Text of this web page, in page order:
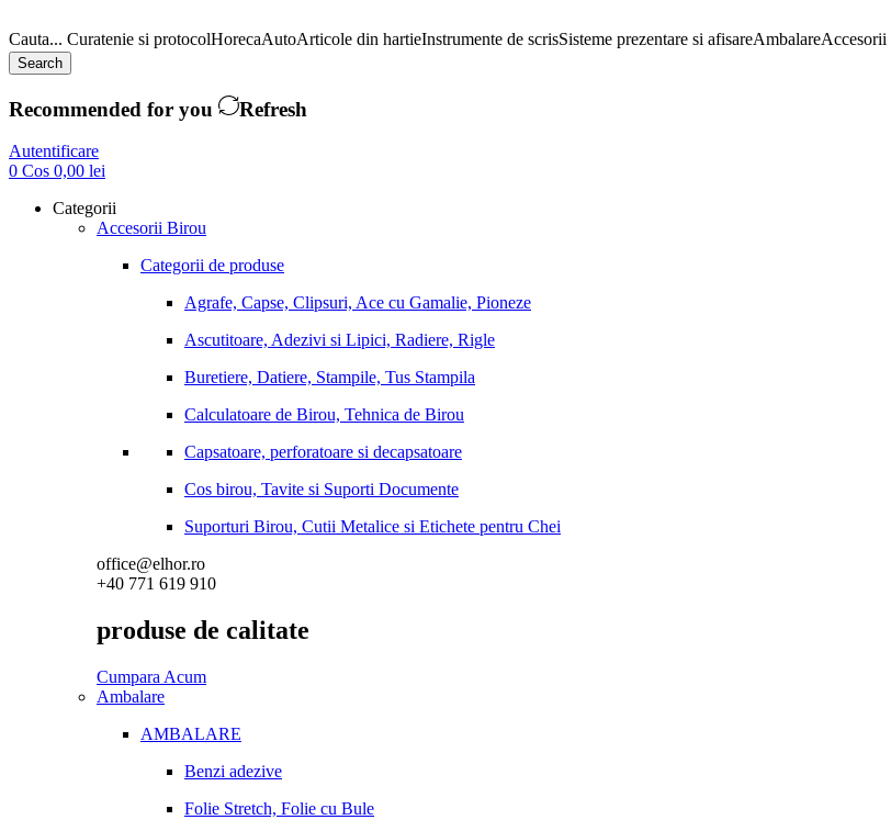
Cauta... Curatenie si protocolHorecaAutoArticole din hartieInstrumente de scrisSisteme prezentare si afisareAmbalareAccesorii
Search
Recommended for you Refresh
Autentificare
0 Cos 0,00 lei
Categorii
Accesorii Birou
Categorii de produse
Agrafe, Capse, Clipsuri, Ace cu Gamalie, Pioneze
Ascutitoare, Adezivi si Lipici, Radiere, Rigle
Buretiere, Datiere, Stampile, Tus Stampila
Calculatoare de Birou, Tehnica de Birou
Capsatoare, perforatoare si decapsatoare
Cos birou, Tavite si Suporti Documente
Suporturi Birou, Cutii Metalice si Etichete pentru Chei
office@elhor.ro
+40 771 619 910
produse de calitate
Cumpara Acum
Ambalare
AMBALARE
Benzi adezive
Folie Stretch, Folie cu Bule